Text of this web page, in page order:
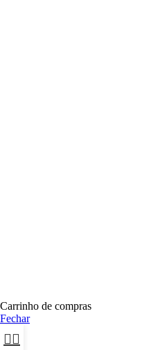
Carrinho de compras
Fechar